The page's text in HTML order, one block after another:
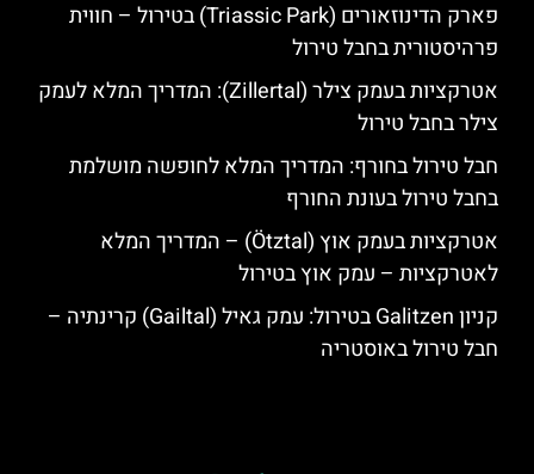
פארק הדינוזאורים (Triassic Park) בטירול – חווית
פרהיסטורית בחבל טירול
אטרקציות בעמק צילר (Zillertal): המדריך המלא לעמק
צילר בחבל טירול
חבל טירול בחורף: המדריך המלא לחופשה מושלמת
בחבל טירול בעונת החורף
אטרקציות בעמק אוץ (Ötztal) – המדריך המלא
לאטרקציות – עמק אוץ בטירול
קניון Galitzen בטירול: עמק גאיל (Gailtal) קרינתיה –
חבל טירול באוסטריה